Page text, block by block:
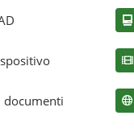
documenti